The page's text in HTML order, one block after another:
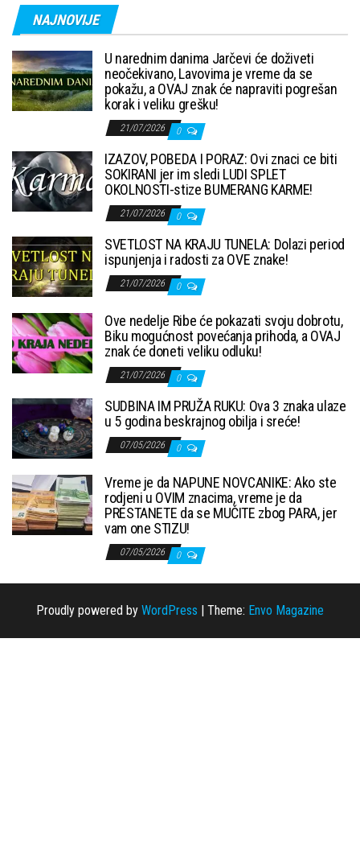
NAJNOVIJE
U narednim danima Jarčevi će doživeti
neočekivano, Lavovima je vreme da se
pokažu, a OVAJ znak će napraviti pogrešan
korak i veliku grešku!
21/07/2026 0
IZAZOV, POBEDA I PORAZ: Ovi znaci ce biti
SOKIRANI jer im sledi LUDI SPLET
OKOLNOSTI-stize BUMERANG KARME!
21/07/2026 0
SVETLOST NA KRAJU TUNELA: Dolazi period
ispunjenja i radosti za OVE znake!
21/07/2026 0
Ove nedelje Ribe će pokazati svoju dobrotu,
Biku mogućnost povećanja prihoda, a OVAJ
znak će doneti veliku odluku!
21/07/2026 0
SUDBINA IM PRUŽA RUKU: Ova 3 znaka ulaze
u 5 godina beskrajnog obilja i sreće!
07/05/2026 0
Vreme je da NAPUNE NOVCANIKE: Ako ste
rodjeni u OVIM znacima, vreme je da
PRESTANETE da se MUČITE zbog PARA, jer
vam one STIZU!
07/05/2026 0
Proudly powered by WordPress Theme: Envo Magazine